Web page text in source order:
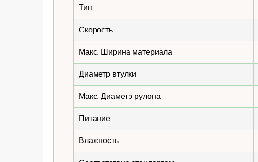
Тип
Скорость
Макс. Ширина материала
Диаметр втулки
Макс. Диаметр рулона
Питание
Влажность